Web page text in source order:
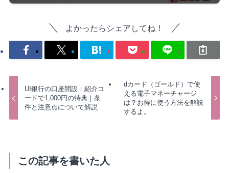
よかったらシェアしてね！
UI銀行の口座開設：紹介コ
ードで1,000円の特典｜条
件と注意点について解説
dカード（ゴールド）で使
える電子マネーチャージ
は？お得に使う方法を解説
するよ。
この記事を書いた人